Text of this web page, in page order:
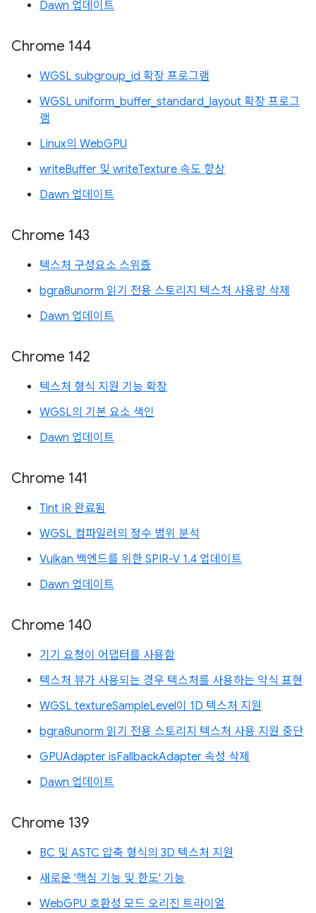
Dawn 업데이트
Chrome 144
WGSL subgroup_id 확장 프로그램
WGSL uniform_buffer_standard_layout 확장 프로그
램
Linux의 WebGPU
writeBuffer 및 writeTexture 속도 향상
Dawn 업데이트
Chrome 143
텍스처 구성요소 스위즐
bgra8unorm 읽기 전용 스토리지 텍스처 사용량 삭제
Dawn 업데이트
Chrome 142
텍스처 형식 지원 기능 확장
WGSL의 기본 요소 색인
Dawn 업데이트
Chrome 141
Tint IR 완료됨
WGSL 컴파일러의 정수 범위 분석
Vulkan 백엔드를 위한 SPIR-V 1.4 업데이트
Dawn 업데이트
Chrome 140
기기 요청이 어댑터를 사용함
텍스처 뷰가 사용되는 경우 텍스처를 사용하는 약식 표현
WGSL textureSampleLevel이 1D 텍스처 지원
bgra8unorm 읽기 전용 스토리지 텍스처 사용 지원 중단
GPUAdapter isFallbackAdapter 속성 삭제
Dawn 업데이트
Chrome 139
BC 및 ASTC 압축 형식의 3D 텍스처 지원
새로운 '핵심 기능 및 한도' 기능
WebGPU 호환성 모드 오리진 트라이얼